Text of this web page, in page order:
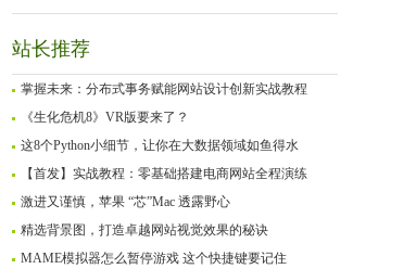
站长推荐
掌握未来：分布式事务赋能网站设计创新实战教程
《生化危机8》VR版要来了？
这8个Python小细节，让你在大数据领域如鱼得水
【首发】实战教程：零基础搭建电商网站全程演练
激进又谨慎，苹果 “芯”Mac 透露野心
精选背景图，打造卓越网站视觉效果的秘诀
MAME模拟器怎么暂停游戏 这个快捷键要记住